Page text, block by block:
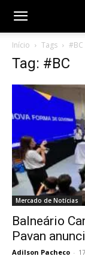
Início Tags #BC
Tag: #BC
Mercado de Notícias
Balneário
Pavan
Adilson Pacheco -